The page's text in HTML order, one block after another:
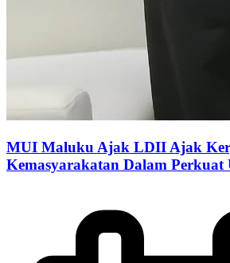
MUI Maluku Ajak LDII Ajak
Kemasyarakatan Dalam Perkuat